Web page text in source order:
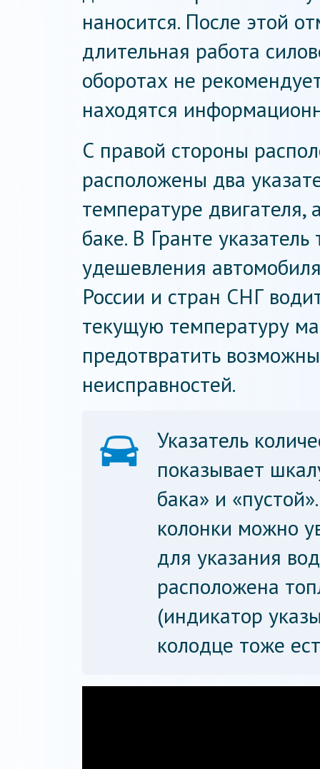
наносится. После этой
длительная работа
оборотах не
находятся
С правой стороны
расположены два
температуре двигателя,
баке. В Гранте
удешевления
России и стран СНГ
текущую температуру
предотвратить
неисправностей.
Указатель
показывает
бака» и
колонки можно
для указания
расположена
(индикатор
колодце тоже